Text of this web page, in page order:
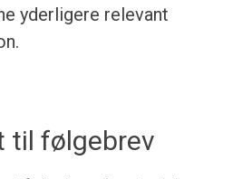
yderligere relevant
til følgebrev